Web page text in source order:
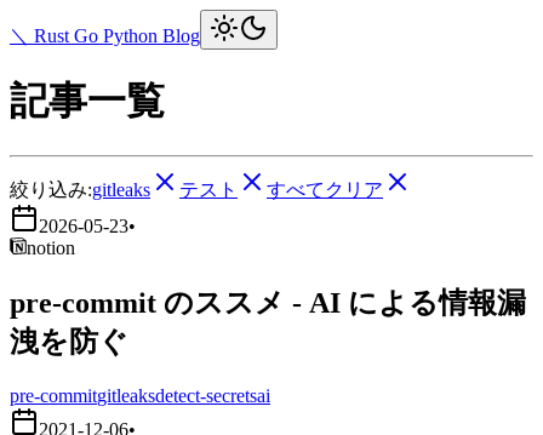
＼ Rust Go Python Blog
記事一覧
絞り込み:gitleaks テスト
すべてクリア
2026-05-23•
notion
pre-commit のススメ - AI による情報漏
洩を防ぐ
pre-commitgitleaksdetect-secretsai
2021-12-06•